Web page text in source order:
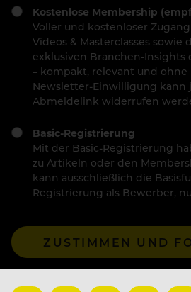
Kostenlose Membership
Voller und kostenloser
Videos & Masterclasses sowie
exklusiven Branchen-
– kompakt, relevant und ohne
Newsletter-Einwilligung kann
Abmeldelink widerrufen
Basic-Registrierung
Mit der Basic-Registrierung
zu Artikeln oder den
kann ausschließlich die
Registrierung als Bewerber,
ZUSTIMMEN UND